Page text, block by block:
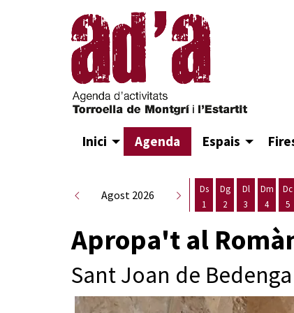
Inici Agenda Espais
Agost 2026
Ds
1
Dg
2
Dl
3
Dm
4
Dc
5
Apropa't al
Sant Joan de